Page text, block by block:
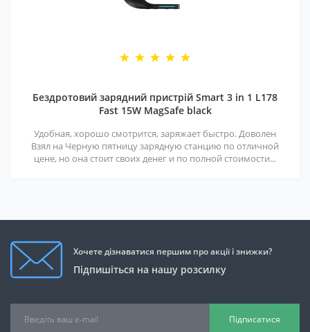
Бездротовий зарядний пристрій Smart 3 in 1 L178
Fast 15W MagSafe black
Удобная, хорошо смотрится, заряжает быстро. Доволен
Взял на Черную пятницу зарядную станцию по отличной
цене, но она стоит своих денег и по полной стоимости...
Хочете дізнаватися першим про акції і знижки?
Підпишіться на нашу розсилку
Підписатися